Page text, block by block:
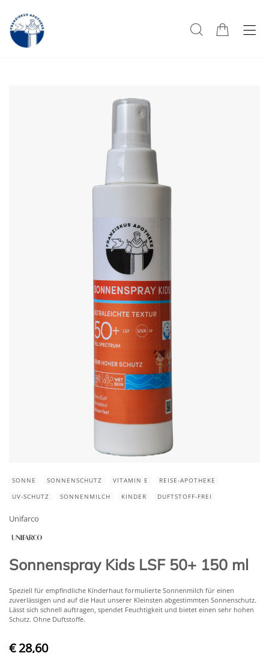
SONNE SONNENSCHUTZ VITAMIN E
REISE-APOTHEKE
UV-SCHUTZ
SONNENMILCH KINDER DUFTSTOFF-FREI
Unifarco
Sonnenspray Kids LSF 50+ 150 ml
Speziell für empfindliche Kinderhaut formulierte Sonnenmilch für einen
zuverlässigen und auf die Haut unserer Kleinsten abgestimmten Sonnenschutz.
Lässt sich schnell auftragen, spendet Feuchtigkeit und bietet einen sehr hohen
Schutz. Ohne Duftstoffe.
€ 28,60